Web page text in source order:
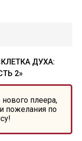
ДУХА:
2»
плеера,
пожелания по